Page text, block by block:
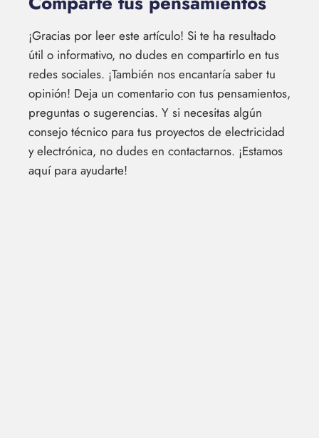
¡Gracias por leer este artículo! Si te ha resultado
útil o informativo, no dudes en compartirlo en tus
redes sociales. ¡También nos encantaría saber tu
opinión! Deja un comentario con tus pensamientos,
preguntas o sugerencias. Y si necesitas algún
consejo técnico para tus proyectos de electricidad
y electrónica, no dudes en contactarnos. ¡Estamos
aquí para ayudarte!